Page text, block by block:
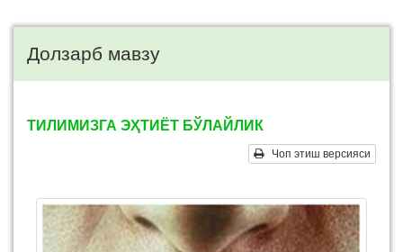
Долзарб мавзу
ТИЛИМИЗГА ЭҲТИЁТ БЎЛАЙЛИК
Чоп этиш версияси